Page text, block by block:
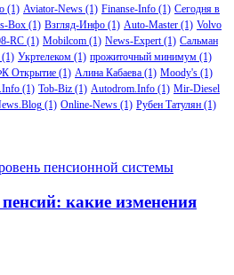
(1) Aviator-News (1) Finanse-Info (1) Сегодня в
Box (1) Взгляд-Инфо (1) Auto-Master (1) Volvo
RC (1) Mobilcom (1) News-Expert(1) Сальман
(1) Укртелеком (1) прожиточный минимум (1)
Открытие (1) Алина Кабаева (1) Moody's (1)
(1) Tob-Biz (1) Autodrom.Info (1) Mir-Diesel
(1) Online-News (1) Рубен Татулян (1)
какие изменения